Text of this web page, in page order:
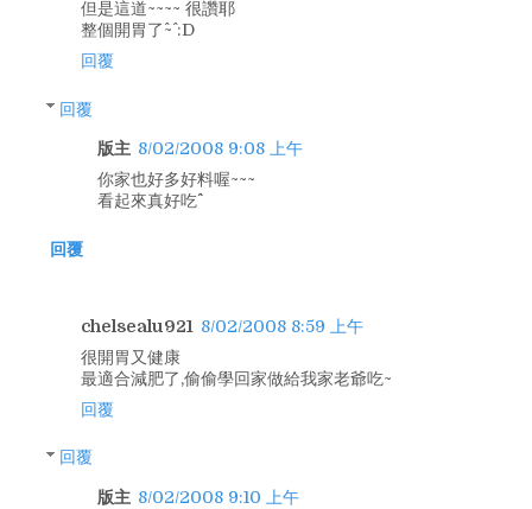
但是這道~~~~ 很讚耶
整個開胃了^~^ :D
回覆
回覆
版主 8/02/2008 9:08 上午
你家也好多好料喔~~~
看起來真好吃^^
回覆
chelsealu921 8/02/2008 8:59 上午
很開胃又健康
最適合減肥了,偷偷學回家做給我家老爺吃~
回覆
回覆
版主 8/02/2008 9:10 上午